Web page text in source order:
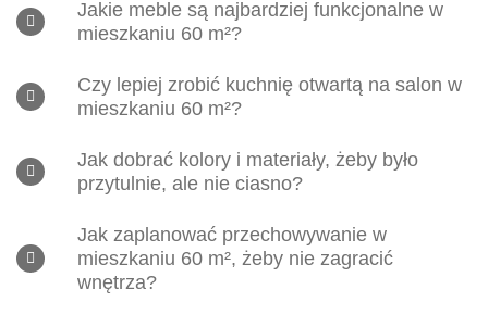
Jakie meble są najbardziej funkcjonalne w
mieszkaniu 60 m²?
Czy lepiej zrobić kuchnię otwartą na salon w
mieszkaniu 60 m²?
Jak dobrać kolory i materiały, żeby było
przytulnie, ale nie ciasno?
Jak zaplanować przechowywanie w
mieszkaniu 60 m², żeby nie zagracić
wnętrza?